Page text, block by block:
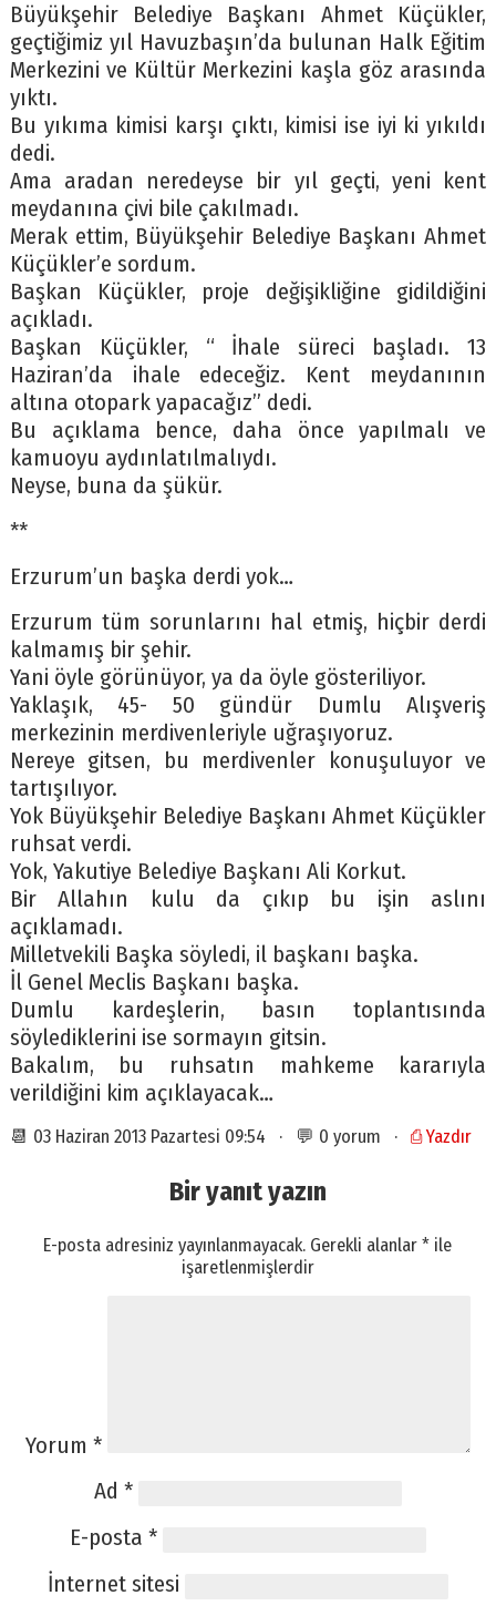
Büyükşehir Belediye Başkanı Ahmet Küçükler,
geçtiğimiz yıl Havuzbaşın’da bulunan Halk Eğitim
Merkezini ve Kültür Merkezini kaşla göz arasında
yıktı.
Bu yıkıma kimisi karşı çıktı, kimisi ise iyi ki yıkıldı
dedi.
Ama aradan neredeyse bir yıl geçti, yeni kent
meydanına çivi bile çakılmadı.
Merak ettim, Büyükşehir Belediye Başkanı Ahmet
Küçükler’e sordum.
Başkan Küçükler, proje değişikliğine gidildiğini
açıkladı.
Başkan Küçükler, “ İhale süreci başladı. 13
Haziran’da ihale edeceğiz. Kent meydanının
altına otopark yapacağız” dedi.
Bu açıklama bence, daha önce yapılmalı ve
kamuoyu aydınlatılmalıydı.
Neyse, buna da şükür.
**
Erzurum’un başka derdi yok…
Erzurum tüm sorunlarını hal etmiş, hiçbir derdi
kalmamış bir şehir.
Yani öyle görünüyor, ya da öyle gösteriliyor.
Yaklaşık, 45- 50 gündür Dumlu Alışveriş
merkezinin merdivenleriyle uğraşıyoruz.
Nereye gitsen, bu merdivenler konuşuluyor ve
tartışılıyor.
Yok Büyükşehir Belediye Başkanı Ahmet Küçükler
ruhsat verdi.
Yok, Yakutiye Belediye Başkanı Ali Korkut.
Bir Allahın kulu da çıkıp bu işin aslını
açıklamadı.
Milletvekili Başka söyledi, il başkanı başka.
İl Genel Meclis Başkanı başka.
Dumlu kardeşlerin, basın toplantısında
söylediklerini ise sormayın gitsin.
Bakalım, bu ruhsatın mahkeme kararıyla
verildiğini kim açıklayacak…
📆 03 Haziran 2013 Pazartesi 09:54 · 💬 0 yorum · ⎙ Yazdır
Bir yanıt yazın
E-posta adresiniz yayınlanmayacak. Gerekli alanlar* ile
işaretlenmişlerdir
Yorum *
Ad *
E-posta *
İnternet sitesi